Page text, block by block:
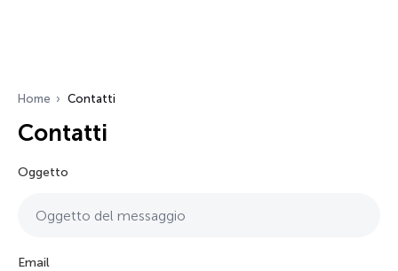
Home Contatti
Contatti
Oggetto
Email